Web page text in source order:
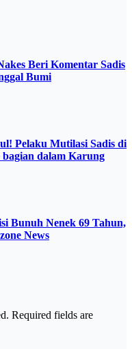
Beri Komentar Sadis
Bumi
Pelaku Mutilasi Sadis di
dalam Karung
Bunuh Nenek 69 Tahun,
News
Required fields are